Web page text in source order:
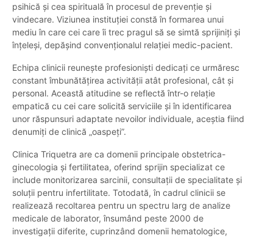
psihică și cea spirituală în procesul de prevenție și
vindecare. Viziunea instituției constă în formarea unui
mediu în care cei care îi trec pragul să se simtă sprijiniți și
înțeleși, depășind convenționalul relației medic-pacient.
Echipa clinicii reunește profesioniști dedicați ce urmăresc
constant îmbunătățirea activității atât profesional, cât și
personal. Această atitudine se reflectă într-o relație
empatică cu cei care solicită serviciile și în identificarea
unor răspunsuri adaptate nevoilor individuale, aceștia fiind
denumiți de clinică „oaspeți”.
Clinica Triquetra are ca domenii principale obstetrica-
ginecologia și fertilitatea, oferind sprijin specializat ce
include monitorizarea sarcinii, consultații de specialitate și
soluții pentru infertilitate. Totodată, în cadrul clinicii se
realizează recoltarea pentru un spectru larg de analize
medicale de laborator, însumând peste 2000 de
investigații diferite, cuprinzând domenii hematologice,